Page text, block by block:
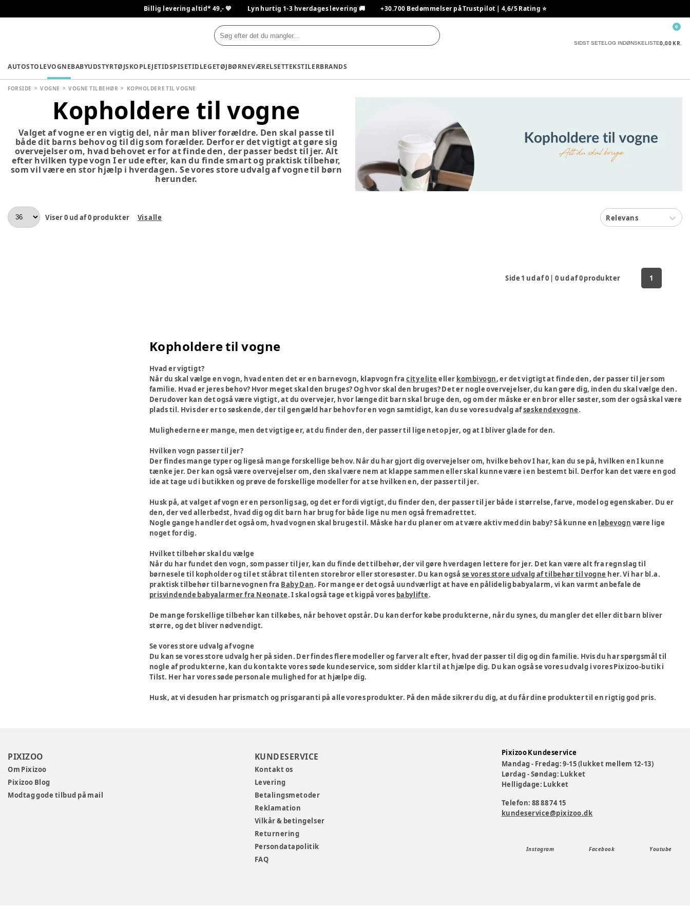
Billig levering altid* 49,- 💙 Lyn hurtig 1-3 hverdages levering 🚚 +30.700 Bedømmelser på Trustpilot | 4,6/5 Rating ⭐️
SIDST SETELOG INDØNSKELISTE0,00 KR.
0
AUTOSTOLEVOGNEBABYUDSTYRTØJSKOPLEJETIDSPISETIDLEGETØJBØRNEVÆRELSETTEKSTILERBRANDS
FORSIDE VOGNE VOGNE TILBEHØR KOPHOLDERE TIL VOGNE
Kopholdere til vogne
Valget af vogne er en vigtig del, når man bliver forældre. Den skal passe til
både dit barns behov og til dig som forælder. Derfor er det vigtigt at gøre sig
overvejelser om, hvad behovet er for at finde den, der passer bedst til jer. Alt
efter hvilken type vogn I er ude efter, kan du finde smart og praktisk tilbehør,
som vil være en stor hjælp i hverdagen. Se vores store udvalg af vogne til børn
herunder.
Viser0 ud af0 produkter Vis alle Relevans
Side 1 ud af0 |0 ud af0produkter 1
Kopholdere til vogne
Hvad er vigtigt?
Når du skal vælge en vogn, hvad enten det er en barnevogn, klapvogn fracity elite eller kombivogn, er det vigtigt at finde den, der passer til jer som
familie. Hvad er jeres behov? Hvor meget skal den bruges? Og hvor skal den bruges? Det er nogle overvejelser, du kan gøre dig, inden du skal vælge den.
Derudover kan det også være vigtigt, at du overvejer, hvor længe dit barn skal bruge den, og om der måske er en bror eller søster, som der også skal være
plads til. Hvis der er to søskende, der til gengæld har behov for en vogn samtidigt, kan du se vores udvalg afsøskendevogne.
Mulighederne er mange, men det vigtige er, at du finder den, der passer til lige netop jer, og at I bliver glade for den.
Hvilken vogn passer til jer?
Der findes mange typer og ligeså mange forskellige behov. Når du har gjort dig overvejelser om, hvilke behov I har, kan du se på, hvilken en I kunne
tænke jer. Der kan også være overvejelser om, den skal være nem at klappe sammen eller skal kunne være i en bestemt bil. Derfor kan det være en god
ide at tage ud i butikken og prøve de forskellige modeller for at se hvilken en, der passer til jer.
Husk på, at valget af vogn er en personlig sag, og det er fordi vigtigt, du finder den, der passer til jer både i størrelse, farve, model og egenskaber. Du er
den, der ved allerbedst, hvad dig og dit barn har brug for både lige nu men også fremadrettet.
Nogle gange handler det også om, hvad vognen skal bruges til. Måske har du planer om at være aktiv med din baby? Så kunne en løbevogn være lige
noget for dig.
Hvilket tilbehør skal du vælge
Når du har fundet den vogn, som passer til jer, kan du finde det tilbehør, der vil gøre hverdagen lettere for jer. Det kan være alt fra regnslag til
børnesele til kopholder og til et ståbrat til enten storebror eller storesøster. Du kan også se vores store udvalg af tilbehør til vogne her. Vi har bl.a.
praktisk tilbehør til barnevognen fra Baby Dan. For mange er det også uundværligt at have en pålidelig babyalarm, vi kan varmt anbefale de
prisvindende babyalarmer fra Neonate. I skal også tage et kigpå vores babylifte.
De mange forskellige tilbehør kan tilkøbes, når behovet opstår. Du kan derfor købe produkterne, når du synes, du mangler det eller dit barn bliver
større, og det bliver nødvendigt.
Se vores store udvalg af vogne
Du kan se vores store udvalg her på siden. Der findes flere modeller og farver alt efter, hvad der passer til dig og din familie. Hvis du har spørgsmål til
nogle af produkterne, kan du kontakte vores søde kundeservice, som sidder klar til at hjælpe dig. Du kan også se vores udvalg i vores Pixizoo-butik i
Tilst. Her har vores søde personale mulighed for at hjælpe dig.
Husk, at vi desuden har prismatch og prisgaranti på alle vores produkter. På den måde sikrer du dig, at du får dine produkter til en rigtig god pris.
PIXIZOO
Om Pixizoo
Pixizoo Blog
Modtag gode tilbud på mail
KUNDESERVICE
Kontakt os
Levering
Betalingsmetoder
Reklamation
Vilkår & betingelser
Returnering
Persondatapolitik
FAQ
Pixizoo Kundeservice
Mandag - Fredag: 9-15 (lukket mellem 12-13)
Lørdag - Søndag: Lukket
Helligdage: Lukket
Telefon: 88 88 74 15
kundeservice@pixizoo.dk
Instagram Facebook Youtube